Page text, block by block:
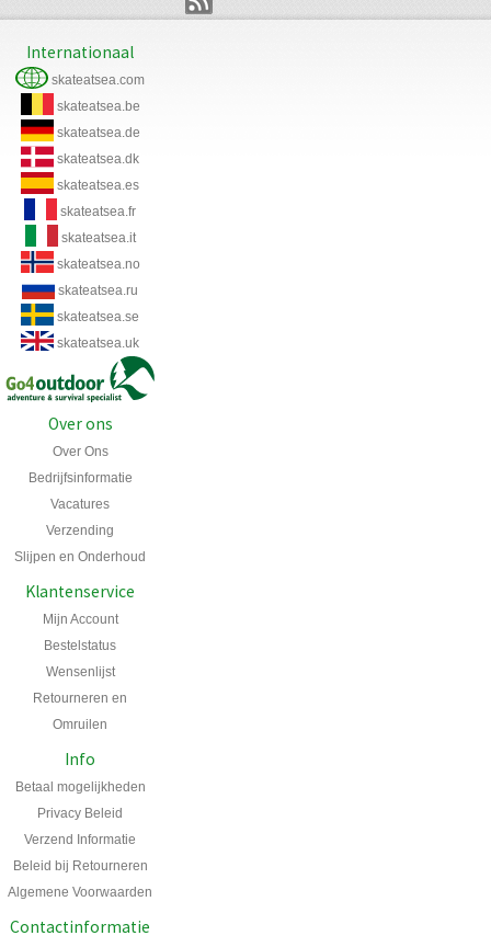
Internationaal
skateatsea.com
skateatsea.be
skateatsea.de
skateatsea.dk
skateatsea.es
skateatsea.fr
skateatsea.it
skateatsea.no
skateatsea.ru
skateatsea.se
skateatsea.uk
Over ons
Over Ons
Bedrijfsinformatie
Vacatures
Verzending
Slijpen en Onderhoud
Klantenservice
Mijn Account
Bestelstatus
Wensenlijst
Retourneren en
Omruilen
Info
Betaal mogelijkheden
Privacy Beleid
Verzend Informatie
Beleid bij Retourneren
Algemene Voorwaarden
Contactinformatie